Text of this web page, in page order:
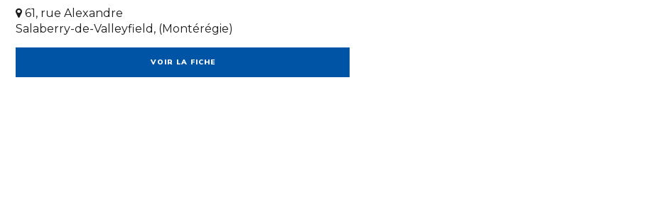
61, rue Alexandre
Salaberry-de-Valleyfield, (Montérégie)
VOIR LA FICHE